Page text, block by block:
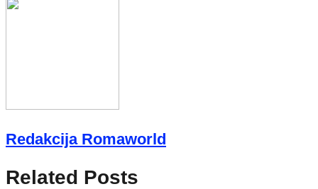
Redakcija Romaworld
Related Posts